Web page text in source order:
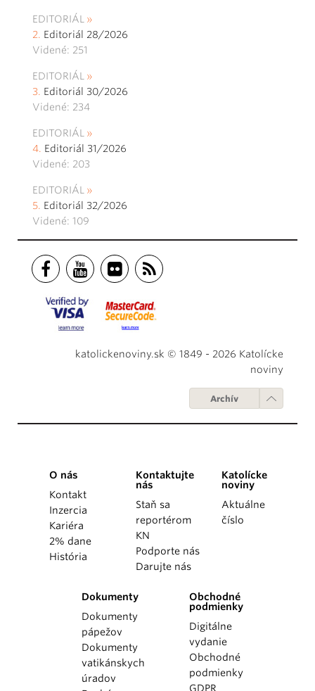
EDITORIÁL
Editoriál 28/2026
Videné: 251
EDITORIÁL
Editoriál 30/2026
Videné: 234
EDITORIÁL
Editoriál 31/2026
Videné: 203
EDITORIÁL
Editoriál 32/2026
Videné: 109
katolickenoviny.sk © 1849 - 2026 Katolícke
noviny
Archív
O nás
Kontakt
Inzercia
Kariéra
2% dane
História
Kontaktujte
nás
Staň sa
reportérom
KN
Podporte nás
Darujte nás
Katolícke
noviny
Aktuálne
číslo
Dokumenty
Dokumenty
pápežov
Dokumenty
vatikánskych
úradov
Obchodné
podmienky
Digitálne
vydanie
Obchodné
podmienky
GDPR